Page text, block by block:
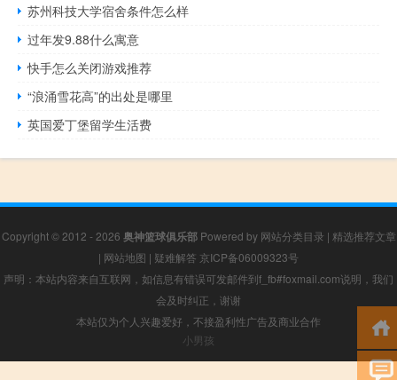
苏州科技大学宿舍条件怎么样
过年发9.88什么寓意
快手怎么关闭游戏推荐
“浪涌雪花高”的出处是哪里
英国爱丁堡留学生活费
Copyright © 2012 - 2026 奥神篮球俱乐部Powered by 网站分类目录 | 精选推荐文章
| 网站地图 | 疑难解答 京ICP备06009323号
声明：本站内容来自互联网，如信息有错误可发邮件到f_fb#foxmail.com说明，我们
会及时纠正，谢谢
本站仅为个人兴趣爱好，不接盈利性广告及商业合作
小男孩